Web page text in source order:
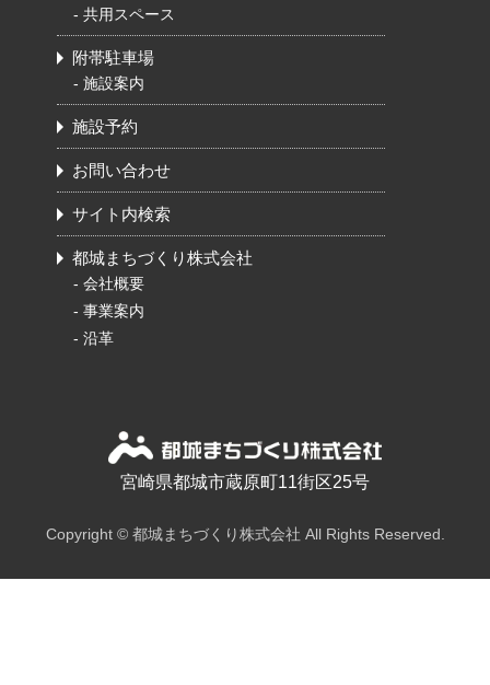
- 共用スペース
附帯駐車場
- 施設案内
施設予約
お問い合わせ
サイト内検索
都城まちづくり株式会社
- 会社概要
- 事業案内
- 沿革
宮崎県都城市蔵原町11街区25号
Copyright © 都城まちづくり株式会社 All Rights Reserved.